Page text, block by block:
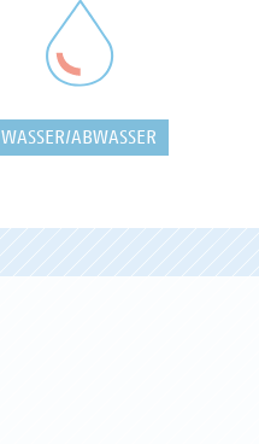
WASSER/ABWASSER